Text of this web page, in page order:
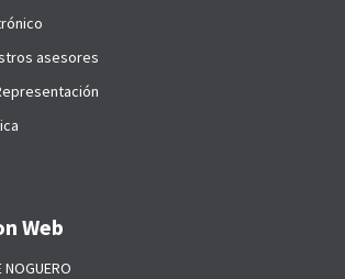
asesores
Web
NOGUERO